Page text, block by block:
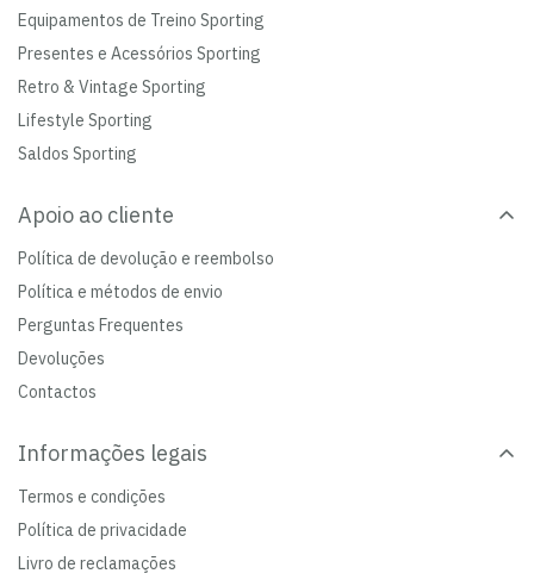
Equipamentos de Treino Sporting
Presentes e Acessórios Sporting
Retro & Vintage Sporting
Lifestyle Sporting
Saldos Sporting
Apoio ao cliente
Política de devolução e reembolso
Política e métodos de envio
Perguntas Frequentes
Devoluções
Contactos
Informações legais
Termos e condições
Política de privacidade
Livro de reclamações